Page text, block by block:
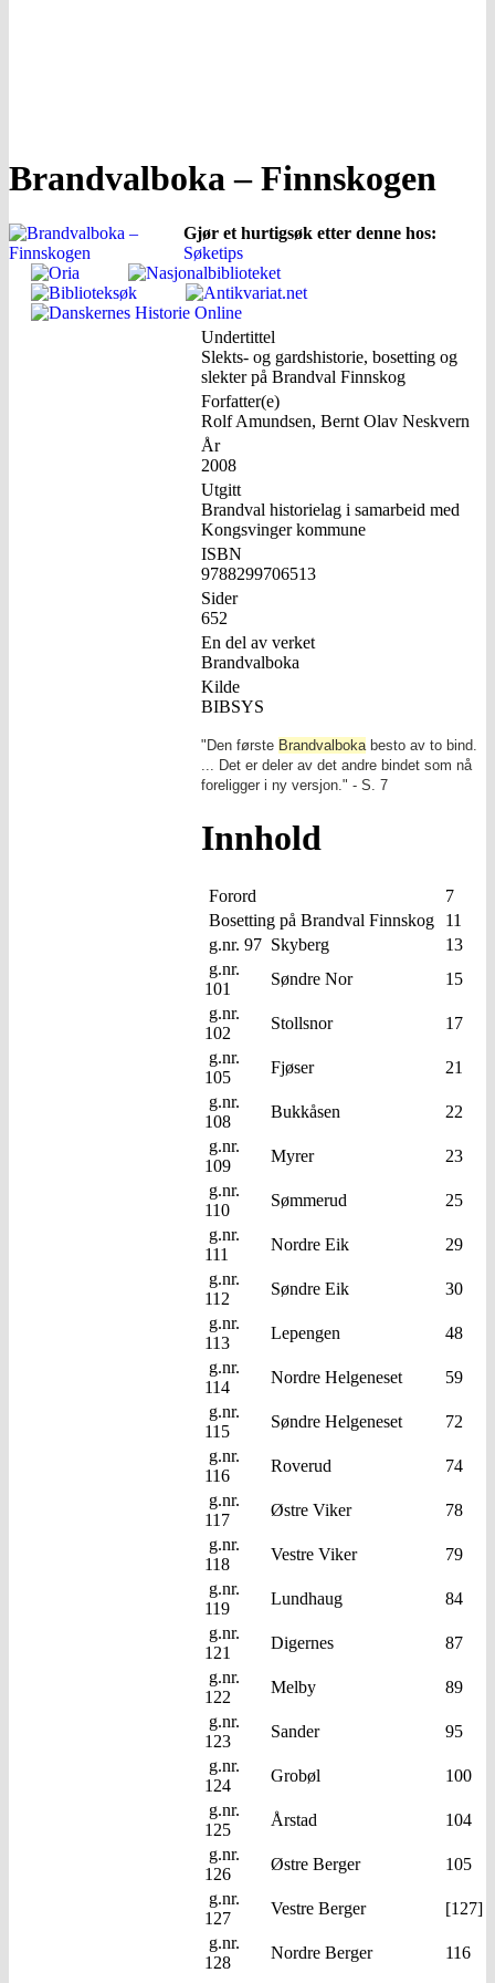
Brandvalboka – Finnskogen
Gjør et hurtigsøk etter denne hos:
Søketips
Undertittel
Slekts- og gardshistorie, bosetting og
slekter på Brandval Finnskog
Forfatter(e)
Rolf Amundsen, Bernt Olav Neskvern
År
2008
Utgitt
Brandval historielag i samarbeid med
Kongsvinger kommune
ISBN
9788299706513
Sider
652
En del av verket
Brandvalboka
Kilde
BIBSYS
"Den første Brandvalboka besto av to bind.
... Det er deler av det andre bindet som nå
foreligger i ny versjon." - S. 7
Innhold
Forord
7
Bosetting på Brandval Finnskog
11
g.nr. 97 Skyberg
13
g.nr.
101
Søndre Nor
15
g.nr.
102
Stollsnor
17
g.nr.
105
Fjøser
21
g.nr.
108
Bukkåsen
22
g.nr.
109
Myrer
23
g.nr.
110
Sømmerud
25
g.nr.
111
Nordre Eik
29
g.nr.
112
Søndre Eik
30
g.nr.
113
Lepengen
48
g.nr.
114
Nordre Helgeneset
59
g.nr.
115
Søndre Helgeneset
72
g.nr.
116
Roverud
74
g.nr.
117
Østre Viker
78
g.nr.
118
Vestre Viker
79
g.nr.
119
Lundhaug
84
g.nr.
121
Digernes
87
g.nr.
122
Melby
89
g.nr.
123
Sander
95
g.nr.
124
Grobøl
100
g.nr.
125
Årstad
104
g.nr.
126
Østre Berger
105
g.nr.
127
Vestre Berger
[127]
g.nr.
128
Nordre Berger
116